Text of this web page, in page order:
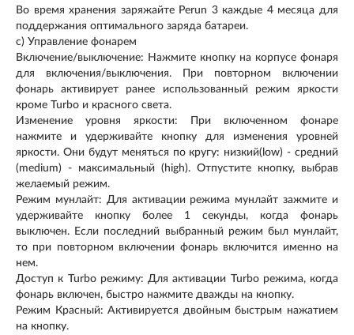
Во время хранения заряжайте Perun 3 каждые 4 месяца для
поддержания оптимального заряда батареи.
c) Управление фонарем
Включение/выключение: Нажмите кнопку на корпусе фонаря
для включения/выключения. При повторном включении
фонарь активирует ранее использованный режим яркости
кроме Turbo и красного света.
Изменение уровня яркости: При включенном фонаре
нажмите и удерживайте кнопку для изменения уровней
яркости. Они будут меняться по кругу: низкий(low) - средний
(medium) - максимальный (high). Отпустите кнопку, выбрав
желаемый режим.
Режим мунлайт: Для активации режима мунлайт зажмите и
удерживайте кнопку более 1 секунды, когда фонарь
выключен. Если последний выбранный режим был мунлайт,
то при повторном включении фонарь включится именно на
нем.
Доступ к Turbo режиму: Для активации Turbo режима, когда
фонарь включен, быстро нажмите дважды на кнопку.
Режим Красный: Активируется двойным быстрым нажатием
на кнопку.